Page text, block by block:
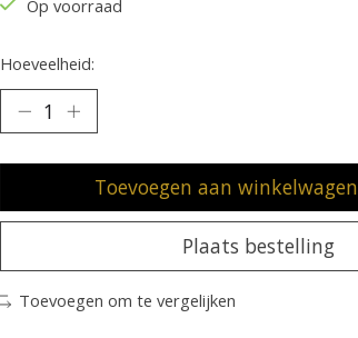
Op voorraad
Hoeveelheid:
Toevoegen aan winkelwagen
Plaats bestelling
Toevoegen om te vergelijken